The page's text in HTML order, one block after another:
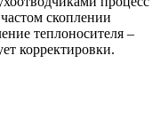
скоплении
теплоносителя –
корректировки.